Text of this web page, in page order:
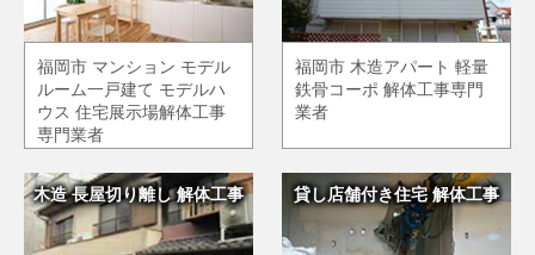
福岡市 マンション モデル
ルーム一戸建て モデルハ
ウス 住宅展示場解体工事
専門業者
福岡市 木造アパート 軽量
鉄骨コーポ 解体工事専門
業者
木造 長屋切り離し 解体工事 貸し店舗付き住宅 解体工事